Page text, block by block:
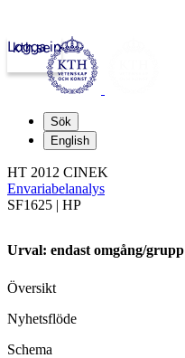
kth.se
Logga in
Sök
English
HT 2012 CINEK
Envariabelanalys
SF1625 | HP
Urval: endast omgång/grupp
Översikt
Nyhetsflöde
Schema